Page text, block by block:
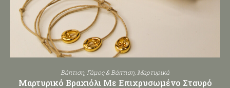
Βάπτιση,Γάμος & Βάπτιση,Μαρτυρικά
Μαρτυρικό Βραχιόλι Με Επιχρυσωμένο Σταυρό